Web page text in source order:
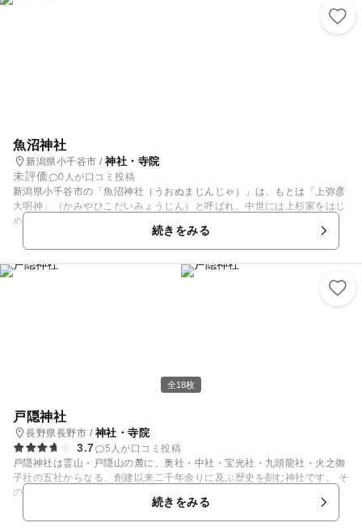
サートやマーケット、ライヴ、パフォーマンスなどのイベント「金澤宮
魚沼神社
新潟県小千谷市 /神社・寺院
未評価
0人が口コミ投稿
新潟県小千谷市の「魚沼神社（うおぬまじんじゃ）」は、もとは「上弥彦
大明神」（かみやひこだいみょうじん）と呼ばれ、中世には上杉家をはじ
め、武家の崇敬（すうけい）をあつめた神社でした。境内にある阿弥陀堂
は、永禄年間（1558～1570年）に建立されたもので、国指定文化財に指
定されています。神仏分離令の際に神輿舎として境内に残されました。方
三間、一重宝形造茅葺きで、豪雪地帯特有の軒先が極めて短い造りとなっ
ています。堂内には、鍛冶屋が信濃川の砂鉄でつくったといわれる阿弥陀
続きをみる
全18枚
戸隠神社
長野県長野市 / 神社・寺院
3.7
5人が口コミ投稿
戸隠神社は霊山・戸隠山の麓に、奥社・中社・宝光社・九頭龍社・火之御
子社の五社からなる、創建以来二千年余りに及ぶ歴史を刻む神社です。 そ
の起こりは遠い神世の昔、「天の岩戸」が飛来し、現在の姿になったとい
われる戸隠山を中心に発達し、祭神は、「天の岩戸開きの神事」に功績の
あった神々をお祀りしています。 平安時代末は修験道の道場として都にま
続きをみる